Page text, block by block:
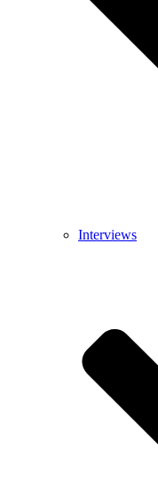
Interviews